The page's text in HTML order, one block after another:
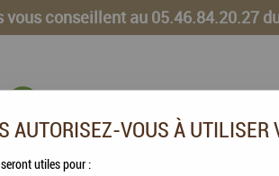
vous conseillent au 05.46.84.20.27
AUTORISEZ-VOUS À UTILISER
seront utiles pour :